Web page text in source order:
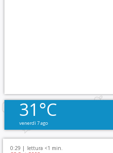
31°C
venerdì 7 ago
0:29 | lettura <1 min.